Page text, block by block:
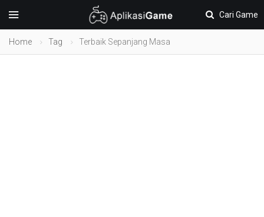
Cari Game
Home Tag Terbaik Sepanjang Masa